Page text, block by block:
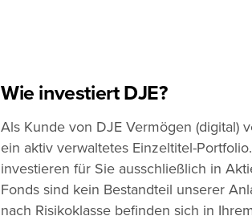
Wie investiert DJE?
Als Kunde von DJE Vermögen (digital)
ein aktiv verwaltetes Einzeltitel-
investieren für Sie ausschließlich in
Fonds sind kein Bestandteil unserer
nach Risikoklasse befinden sich in